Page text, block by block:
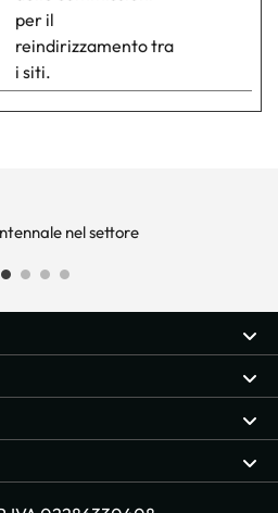
per il
reindirizzamento tra
i siti.
nel settore